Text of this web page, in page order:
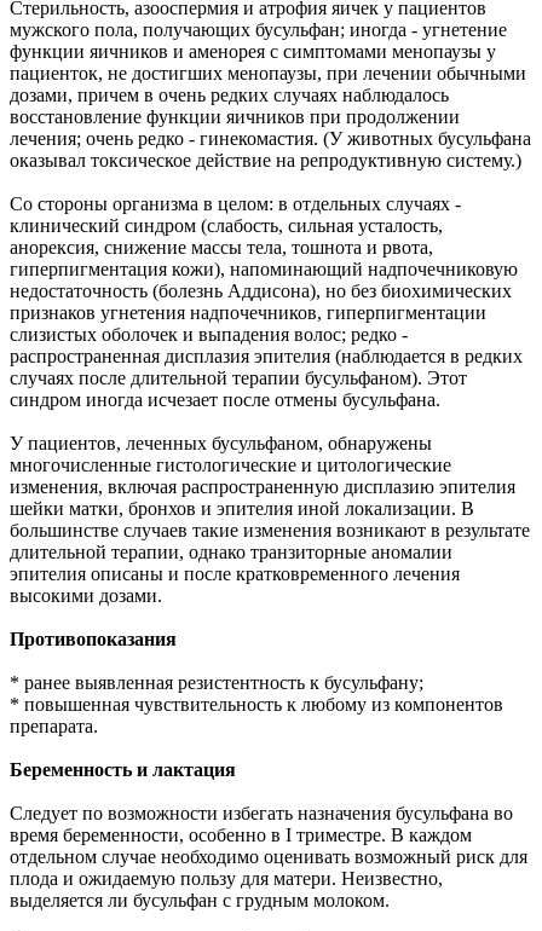
Стерильность, азооспермия и атрофия яичек у пациентов
мужского пола, получающих бусульфан; иногда - угнетение
функции яичников и аменорея с симптомами менопаузы у
пациенток, не достигших менопаузы, при лечении обычными
дозами, причем в очень редких случаях наблюдалось
восстановление функции яичников при продолжении
лечения; очень редко - гинекомастия. (У животных бусульфана
оказывал токсическое действие на репродуктивную систему.)
Со стороны организма в целом: в отдельных случаях -
клинический синдром (слабость, сильная усталость,
анорексия, снижение массы тела, тошнота и рвота,
гиперпигментация кожи), напоминающий надпочечниковую
недостаточность (болезнь Аддисона), но без биохимических
признаков угнетения надпочечников, гиперпигментации
слизистых оболочек и выпадения волос; редко -
распространенная дисплазия эпителия (наблюдается в редких
случаях после длительной терапии бусульфаном). Этот
синдром иногда исчезает после отмены бусульфана.
У пациентов, леченных бусульфаном, обнаружены
многочисленные гистологические и цитологические
изменения, включая распространенную дисплазию эпителия
шейки матки, бронхов и эпителия иной локализации. В
большинстве случаев такие изменения возникают в результате
длительной терапии, однако транзиторные аномалии
эпителия описаны и после кратковременного лечения
высокими дозами.
Противопоказания
* ранее выявленная резистентность к бусульфану;
* повышенная чувствительность к любому из компонентов
препарата.
Беременность и лактация
Следует по возможности избегать назначения бусульфана во
время беременности, особенно в I триместре. В каждом
отдельном случае необходимо оценивать возможный риск для
плода и ожидаемую пользу для матери. Неизвестно,
выделяется ли бусульфан с грудным молоком.